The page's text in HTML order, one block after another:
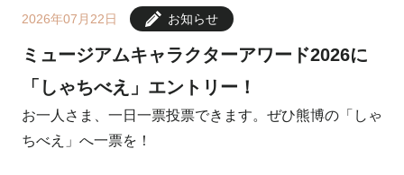
2026年07月22日 お知らせ
ミュージアムキャラクターアワード2026に
「しゃちべえ」エントリー！
お一人さま、一日一票投票できます。ぜひ熊博の「しゃ
ちべえ」へ一票を！